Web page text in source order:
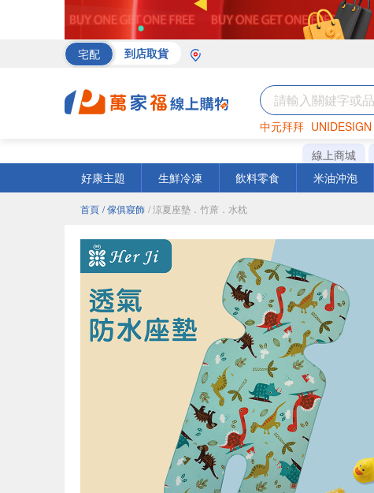
宅配 到店取貨
中元拜拜 UNIDESIGN
巧克力 罐頭 衛
線上商城
好康主題
生鮮冷凍 飲料零食 米油沖泡
首頁 / 傢俱寢飾 / 涼夏座墊．竹蓆．水枕